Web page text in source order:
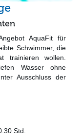
AquaFit für
Schwimmer, die
trainieren wollen.
Wasser ohne
Ausschluss der
Std.